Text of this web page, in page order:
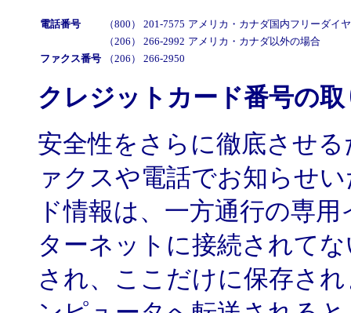
電話番号 （800） 201-7575 アメリカ・カナダ国内フリーダイ
（206） 266-2992 アメリカ・カナダ以外の場合
ファクス番号
（206） 266-2950
クレジットカード番号の
安全性をさらに徹底させ
ァクスや電話でお知らせ
ド情報は、一方通行の専
ターネットに接続されて
され、ここだけに保存さ